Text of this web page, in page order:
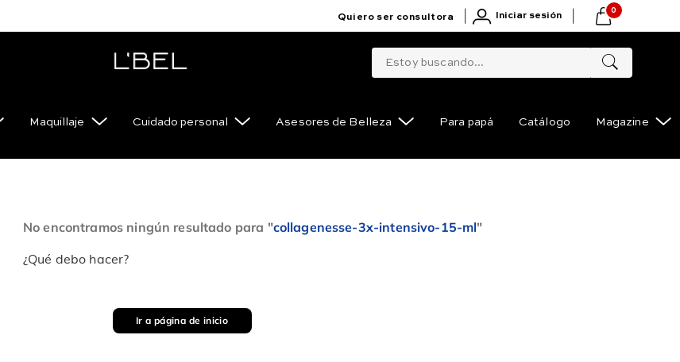
Quiero ser consultora Iniciar sesión
0
Estoy buscando...
Maquillaje Cuidado personal Asesores de Belleza Para papá Catálogo Magazine
No encontramos ningún resultado para "collagenesse-3x-intensivo-15-ml"
¿Qué debo hacer?
Ir a página de inicio